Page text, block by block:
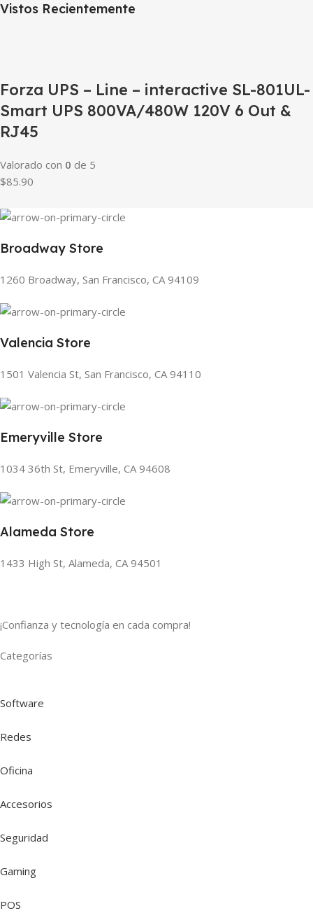
Vistos Recientemente
Forza UPS – Line – interactive SL-801UL-
Smart UPS 800VA/480W 120V 6 Out &
RJ45
Valorado con 0 de 5
$85.90
Broadway Store
1260 Broadway, San Francisco, CA 94109
Valencia Store
1501 Valencia St, San Francisco, CA 94110
Emeryville Store
1034 36th St, Emeryville, CA 94608
Alameda Store
1433 High St, Alameda, CA 94501
¡Confianza y tecnología en cada compra!
Categorías
Software
Redes
Oficina
Accesorios
Seguridad
Gaming
POS